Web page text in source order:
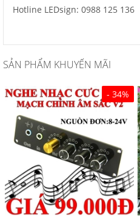
Hotline LEDsign: 0988 125 136
SẢN PHẨM KHUYẾN MÃI
- 34%